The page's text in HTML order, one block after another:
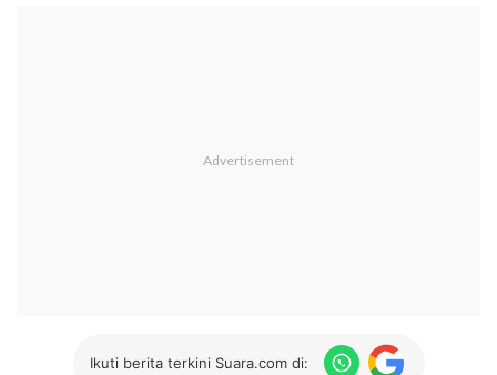
Ikuti berita terkini Suara.com di: